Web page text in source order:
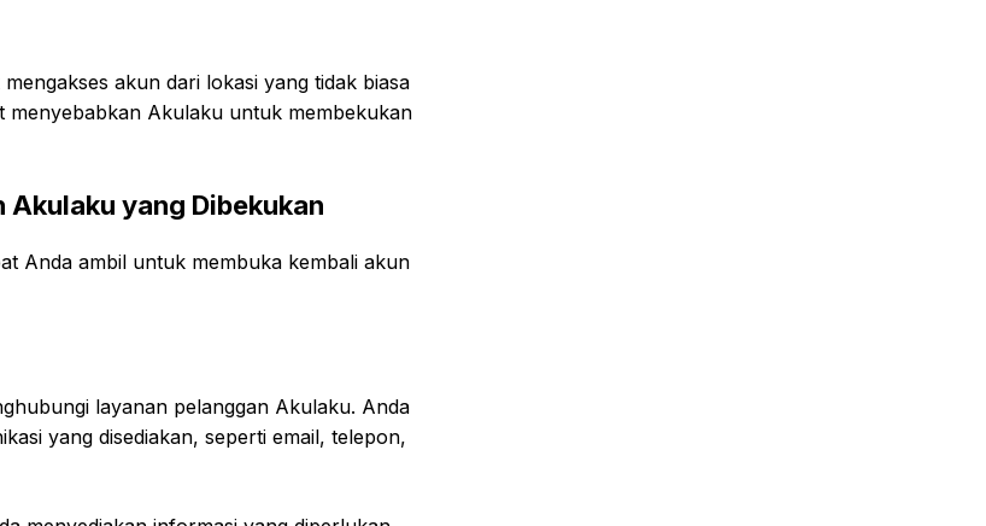
akun dari lokasi yang tidak biasa
menyebabkan Akulaku untuk membekukan
yang Dibekukan
Anda ambil untuk membuka kembali akun
layanan pelanggan Akulaku. Anda
yang disediakan, seperti email, telepon,